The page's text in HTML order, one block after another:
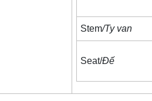
Stem/Ty van
Seat/Đế